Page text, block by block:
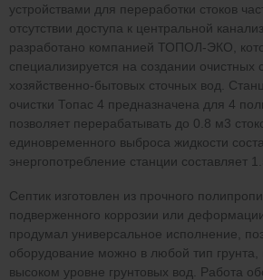
устройствами для переработки стоков
отсутствии доступа к центральной
разработано компанией ТОПОЛ-ЭКО,
специализируется на создании очистных
хозяйственно-бытовых сточных вод.
очистки Топас 4 предназначена для 4
позволяет перерабатывать до 0.8 м3
единовременного выброса жидкости
энергопотребление станции составляет
Септик изготовлен из прочного
подверженного коррозии или
продумал универсальное исполнение,
оборудование можно в любой тип грунта,
высоком уровне грунтовых вод. Работа